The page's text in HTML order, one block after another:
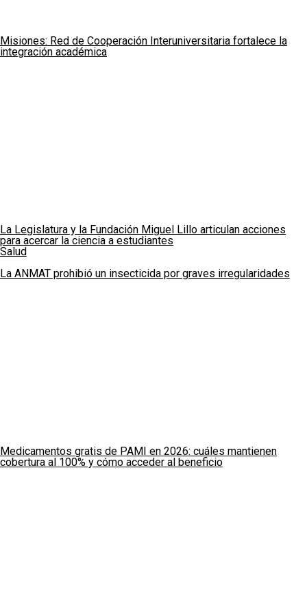
Misiones: Red de Cooperación Interuniversitaria fortalece la
integración académica
La Legislatura y la Fundación Miguel Lillo articulan acciones
para acercar la ciencia a estudiantes
Salud
La ANMAT prohibió un insecticida por graves irregularidades
Medicamentos gratis de PAMI en 2026: cuáles mantienen
cobertura al 100% y cómo acceder al beneficio